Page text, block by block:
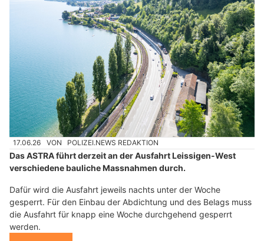
17.06.26 VON POLIZEI.NEWS REDAKTION
Das ASTRA führt derzeit an der Ausfahrt Leissigen-West
verschiedene bauliche Massnahmen durch.
Dafür wird die Ausfahrt jeweils nachts unter der Woche
gesperrt. Für den Einbau der Abdichtung und des Belags muss
die Ausfahrt für knapp eine Woche durchgehend gesperrt
werden.